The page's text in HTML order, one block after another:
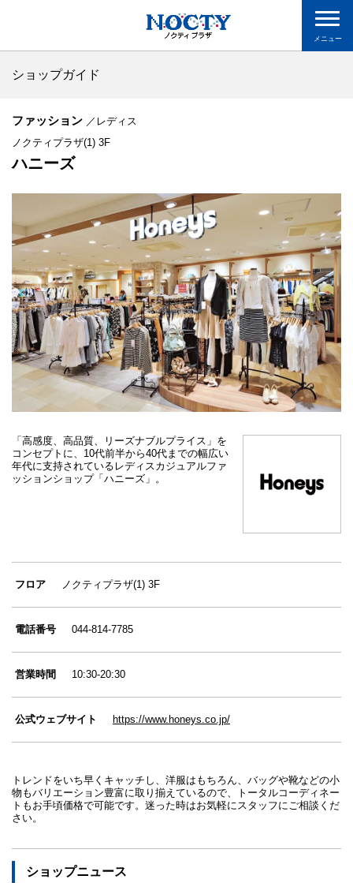
メニュー
ショップガイド
ファッション ／レディス
ノクティプラザ(1) 3F
ハニーズ
「高感度、高品質、リーズナブルプライス」を
コンセプトに、10代前半から40代までの幅広い
年代に支持されているレディスカジュアルファ
ッションショップ「ハニーズ」。
フロア ノクティプラザ(1) 3F
電話番号 044-814-7785
営業時間 10:30-20:30
公式ウェブサイト https://www.honeys.co.jp/
トレンドをいち早くキャッチし、洋服はもちろん、バッグや靴などの小
物もバリエーション豊富に取り揃えているので、トータルコーディネー
トもお手頃価格で可能です。迷った時はお気軽にスタッフにご相談くだ
さい。
ショップニュース